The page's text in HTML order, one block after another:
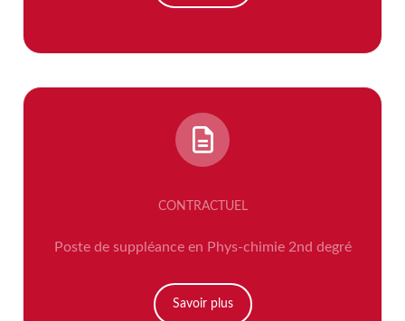
CONTRACTUEL
Poste de suppléance en Phys-chimie 2nd degré
Savoir plus